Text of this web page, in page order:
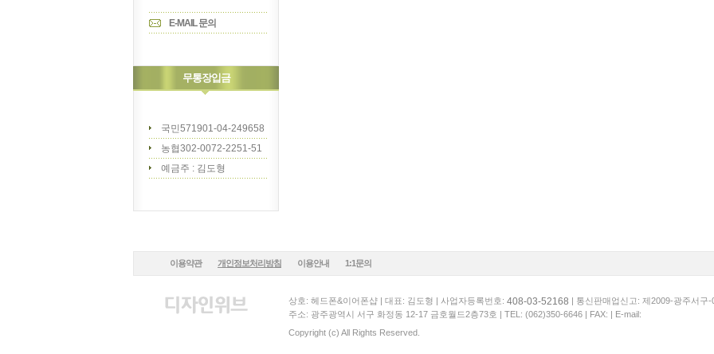
E-MAIL 문의
무통장입금
국민571901-04-249658
농협302-0072-2251-51
예금주 : 김도형
이용약관 개인정보처리방침 이용안내 1:1문의
상호: 헤드폰&이어폰샵 | 대표: 김도형 | 사업자등록번호: 408-03-52168 | 통신판매업신고: 제2009-광주서구
주소: 광주광역시 서구 화정동 12-17 금호월드2층73호 | TEL: (062)350-6646 | FAX: | E-mail:
Copyright (c) All Rights Reserved.